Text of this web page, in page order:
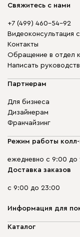
Свяжитесь с нами
+7 (499) 460-54-92
Видеоконсультация
Контакты
Обращение в отдел
Написать
Партнерам
Для бизнеса
Дизайнерам
Франчайзинг
Режим работы
ежедневно с 9:00 до
Доставка заказов
с 9:00 до 23:00
Информация для
О компании
Каталог